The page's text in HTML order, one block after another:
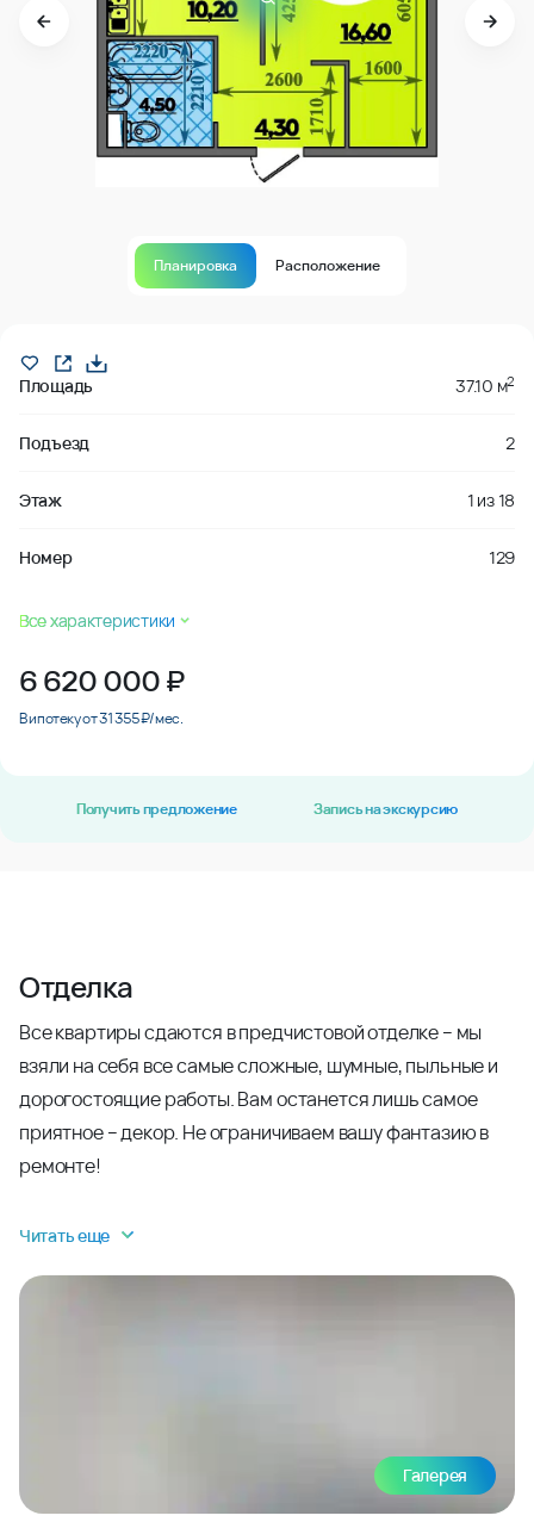
Планировка Расположение
Площадь 37.10 м2
Подъезд 2
Этаж 1 из18
Номер 129
Все характеристики
6 620 000₽
В ипотеку от 31 355 ₽/мес.
Получить предложение Запись на экскурсию
Отделка
Все квартиры сдаются в предчистовой отделке – мы
взяли на себя все самые сложные, шумные, пыльные и
дорогостоящие работы. Вам останется лишь самое
приятное – декор. Не ограничиваем вашу фантазию в
ремонте!
Читать еще
Галерея